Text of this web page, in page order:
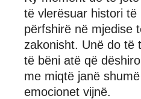
të vlerësuar histori
përfshirë në mjedise
zakonisht. Unë do të
të bëni atë që
me miqtë janë
emocionet vijnë.